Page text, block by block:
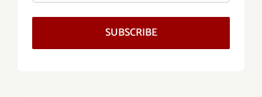
SUBSCRIBE